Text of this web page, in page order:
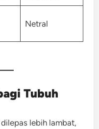
Netral
Tubuh
lebih lambat,